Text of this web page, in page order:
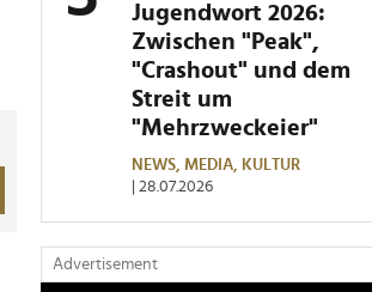
Jugendwort 2026:
Zwischen "Peak",
"Crashout" und dem
Streit um
"Mehrzweckeier"
NEWS, MEDIA,
KULTUR
| 28.07.2026
Advertisement